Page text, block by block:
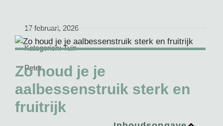
17 februari, 2026
Kategorien: Tuin
Peter
Zo houd je je
aalbessenstruik sterk en
fruitrijk